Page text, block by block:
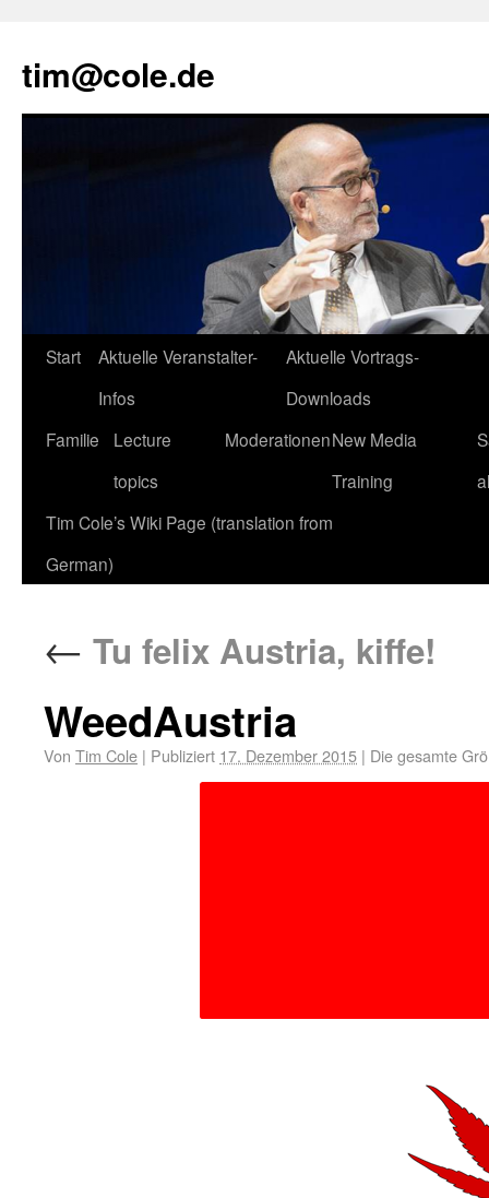
tim@cole.de
Start
Aktuelle Veranstalter-
Infos
Aktuelle Vortrags-
Downloads
Familie
Lecture
topics
ModerationenNew Media
Training
Tim Cole’s Wiki Page (translation from
German)
← Tu felix Austria, kiffe!
WeedAustria
Von Tim Cole | Publiziert 17. Dezember 2015 | Die gesamte